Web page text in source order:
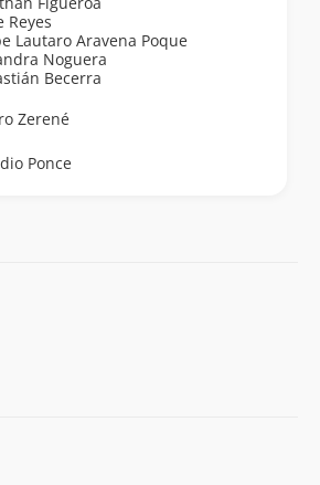
Reyes
Lautaro Aravena Poque
Noguera
Sebastián Becerra
Zerené
Ponce